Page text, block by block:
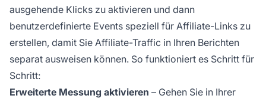
ausgehende Klicks zu aktivieren und dann
benutzerdefinierte Events speziell für Affiliate-Links zu
erstellen, damit Sie Affiliate-Traffic in Ihren Berichten
separat ausweisen können. So funktioniert es Schritt für
Schritt:
Erweiterte Messung aktivieren – Gehen Sie in Ihrer